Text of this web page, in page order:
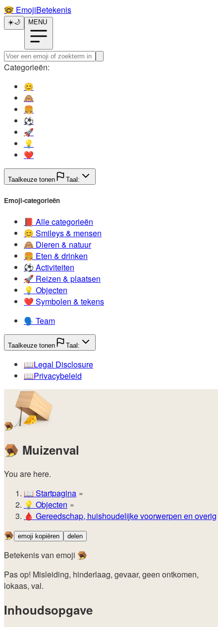
🤓️ EmojiBetekenis
☀️🌙 MENU
Categorieën:
😊️
🙈️
🍔️
⚽️
🚀️
💡️
❤️
Taalkeuze tonen Taal:
Emoji-categorieën
📕️ Alle categorieën
😊️ Smileys & mensen
🙈️ Dieren & natuur
🍔️ Eten & drinken
⚽️ Activiteiten
🚀️ Reizen & plaatsen
💡️ Objecten
❤️ Symbolen & tekens
🗣️ Team
Taalkeuze tonen Taal:
📖️Legal Disclosure
📖️Privacybeleid
🪤
🪤 Muizenval
You are here.
📖 Startpagina
💡️ Objecten
🩸 Gereedschap, huishoudelijke voorwerpen en overig
🪤 emoji kopiëren delen
Betekenis van emoji 🪤
Pas op! Misleiding, hinderlaag, gevaar, geen ontkomen,
lokaas, val.
Inhoudsopgave